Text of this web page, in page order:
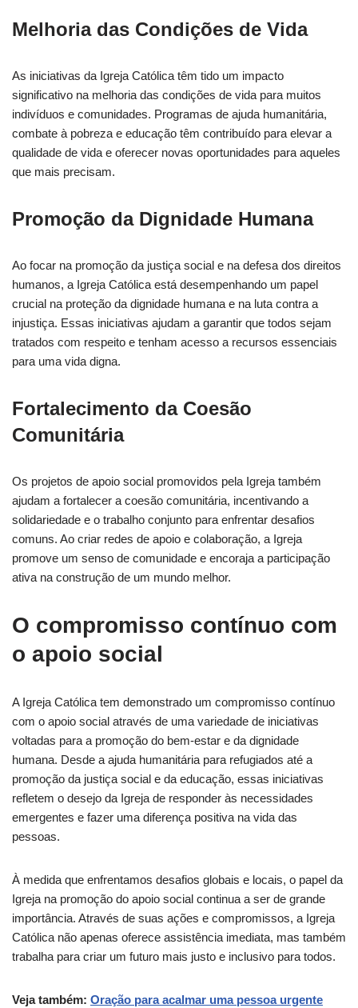
Melhoria das Condições de Vida
As iniciativas da Igreja Católica têm tido um impacto
significativo na melhoria das condições de vida para muitos
indivíduos e comunidades. Programas de ajuda humanitária,
combate à pobreza e educação têm contribuído para elevar a
qualidade de vida e oferecer novas oportunidades para aqueles
que mais precisam.
Promoção da Dignidade Humana
Ao focar na promoção da justiça social e na defesa dos direitos
humanos, a Igreja Católica está desempenhando um papel
crucial na proteção da dignidade humana e na luta contra a
injustiça. Essas iniciativas ajudam a garantir que todos sejam
tratados com respeito e tenham acesso a recursos essenciais
para uma vida digna.
Fortalecimento da Coesão
Comunitária
Os projetos de apoio social promovidos pela Igreja também
ajudam a fortalecer a coesão comunitária, incentivando a
solidariedade e o trabalho conjunto para enfrentar desafios
comuns. Ao criar redes de apoio e colaboração, a Igreja
promove um senso de comunidade e encoraja a participação
ativa na construção de um mundo melhor.
O compromisso contínuo com
o apoio social
A Igreja Católica tem demonstrado um compromisso contínuo
com o apoio social através de uma variedade de iniciativas
voltadas para a promoção do bem-estar e da dignidade
humana. Desde a ajuda humanitária para refugiados até a
promoção da justiça social e da educação, essas iniciativas
refletem o desejo da Igreja de responder às necessidades
emergentes e fazer uma diferença positiva na vida das
pessoas.
À medida que enfrentamos desafios globais e locais, o papel da
Igreja na promoção do apoio social continua a ser de grande
importância. Através de suas ações e compromissos, a Igreja
Católica não apenas oferece assistência imediata, mas também
trabalha para criar um futuro mais justo e inclusivo para todos.
Veja também: Oração para acalmar uma pessoa urgente